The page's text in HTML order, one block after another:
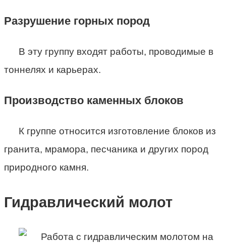
Разрушение горных пород
В эту группу входят работы, проводимые в
тоннелях и карьерах.
Производство каменных блоков
К группе относится изготовление блоков из
гранита, мрамора, песчаника и других пород
природного камня.
Гидравлический молот